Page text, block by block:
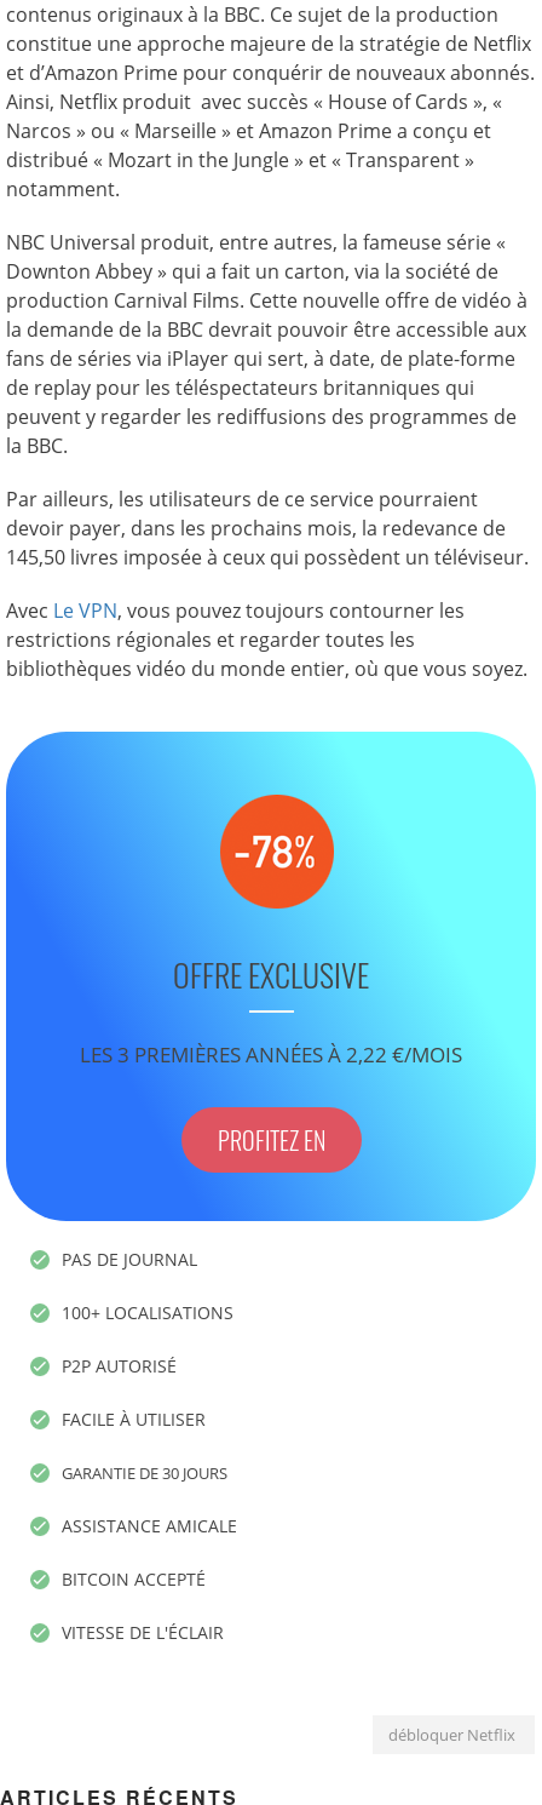
contenus originaux à la BBC. Ce sujet de la production
constitue une approche majeure de la stratégie de Netflix
et d’Amazon Prime pour conquérir de nouveaux abonnés.
Ainsi, Netflix produit avec succès « House of Cards », «
Narcos » ou « Marseille » et Amazon Prime a conçu et
distribué « Mozart in the Jungle » et « Transparent »
notamment.
NBC Universal produit, entre autres, la fameuse série «
Downton Abbey » qui a fait un carton, via la société de
production Carnival Films. Cette nouvelle offre de vidéo à
la demande de la BBC devrait pouvoir être accessible aux
fans de séries via iPlayer qui sert, à date, de plate-forme
de replay pour les téléspectateurs britanniques qui
peuvent y regarder les rediffusions des programmes de
la BBC.
Par ailleurs, les utilisateurs de ce service pourraient
devoir payer, dans les prochains mois, la redevance de
145,50 livres imposée à ceux qui possèdent un téléviseur.
Avec Le VPN, vous pouvez toujours contourner les
restrictions régionales et regarder toutes les
bibliothèques vidéo du monde entier, où que vous soyez.
OFFRE EXCLUSIVE
LES 3 PREMIÈRES ANNÉES À 2,22 €/MOIS
PROFITEZ EN
PAS DE JOURNAL
100+ LOCALISATIONS
P2P AUTORISÉ
FACILE À UTILISER
GARANTIE DE 30 JOURS
ASSISTANCE AMICALE
BITCOIN ACCEPTÉ
VITESSE DE L'ÉCLAIR
débloquer Netflix
ARTICLES RÉCENTS